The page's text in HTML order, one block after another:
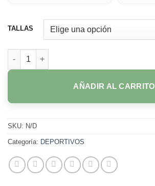
TALLAS
263M HOJA SECA cantidad
AÑADIR AL CARRITO
SKU: N/D
Categoría: DEPORTIVOS